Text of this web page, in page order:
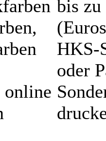
online
bis
HKS-
oder